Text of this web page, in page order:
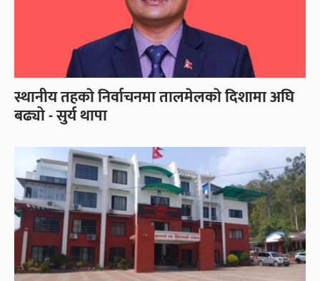
स्थानीय तहकाे निर्वाचनमा तालमेलकाे दिशामा अघि
बढ्यो - सुर्य थापा